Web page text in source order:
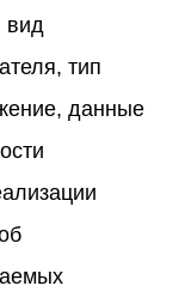
вид
тип
данные